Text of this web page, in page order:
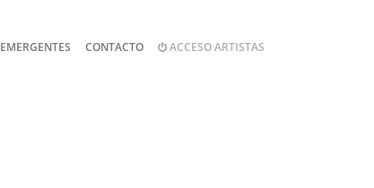
EMERGENTES CONTACTO ACCESO ARTISTAS